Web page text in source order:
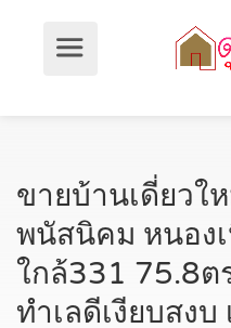
ขายบ้านเดี่ยวใ
พนัสนิคม หนอง
ใกล้331 75.8ต
ทำเลดีเงียบสงบ